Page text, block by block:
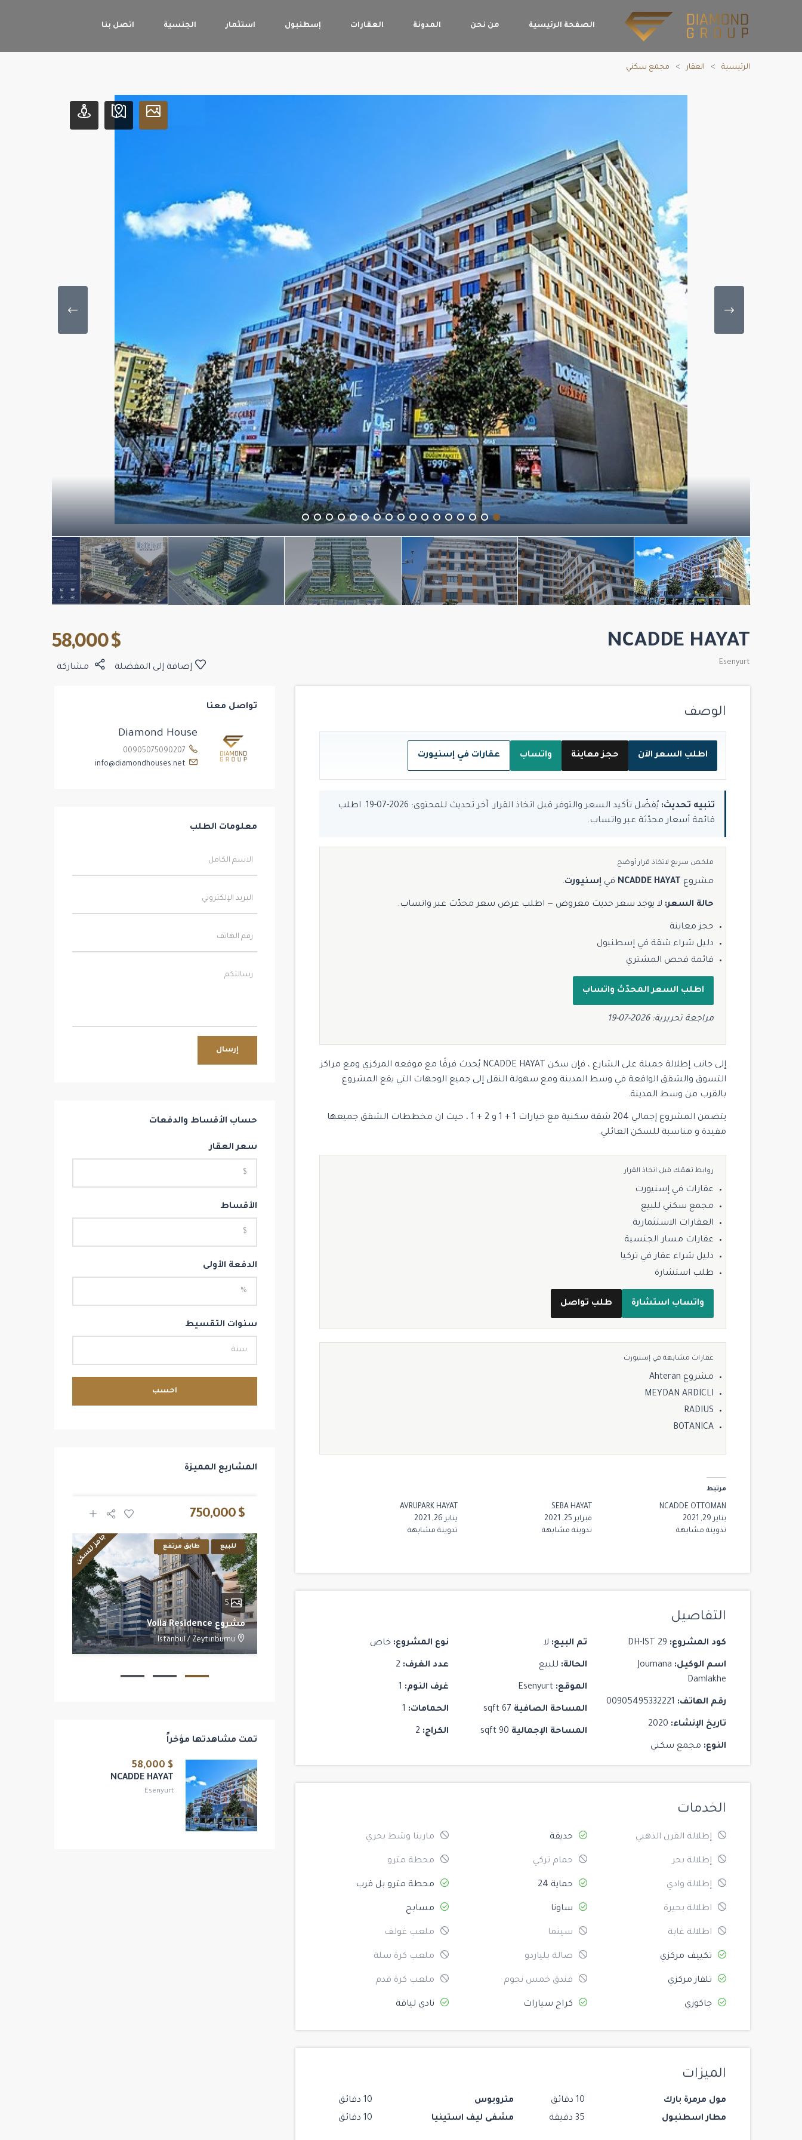
الصفحة الرئيسية من نحن المدونة العقارات إسطنبول استثمار الجنسية اتصل بنا
الرئيسية العقار مجمع سكني
NCADDE HAYAT
Esenyurt
$ 58,000
مشاركة إضافة إلى المفضلة
الوصف
اطلب السعر الآن حجز معاينة واتساب عقارات في إسنيورت
تنبيه تحديث:
يُفضّل تأكيد السعر والتوفر قبل اتخاذ القرار. آخر تحديث للمحتوى: 2026-07-19. اطلب
قائمة أسعار محدّثة عبر واتساب.
ملخص سريع لاتخاذ قرار أوضح
مشروع NCADDE HAYAT في إسنيورت.
حالة السعر: لا يوجد سعر حديث معروض — اطلب عرض سعر محدّث عبر واتساب.
حجز معاينة
دليل شراء شقة في إسطنبول
قائمة فحص المشتري
اطلب السعر المحدّث واتساب
مراجعة تحريرية: 2026-07-19
إلى جانب إطلالة جميلة على الشارع ، فإن سكن NCADDE HAYAT يُحدث فرقًا مع موقعه المركزي ومع مراكز
التسوق والشقق الواقعة في وسط المدينة ومع سهولة النقل إلى جميع الوجهات التي يقع المشروع
بالقرب من وسط المدينة.
يتضمن المشروع إجمالي 204 شقة سكنية مع خيارات 1 + 1 و 2 + 1 ، حيث ان مخططات الشقق جميعها
مفيدة و مناسبة للسكن العائلي.
روابط تهمّك قبل اتخاذ القرار
عقارات في إسنيورت
مجمع سكني للبيع
العقارات الاستثمارية
عقارات مسار الجنسية
دليل شراء عقار في تركيا
طلب استشارة
واتساب استشارة طلب تواصل
عقارات مشابهة في إسنيورت
مشروع Ahteran
MEYDAN ARDICLI
RADIUS
BOTANICA
مرتبط
NCADDE OTTOMAN
يناير 29, 2021
تدوينة مشابهة
SEBA HAYAT
فبراير 25, 2021
تدوينة مشابهة
AVRUPARK HAYAT
يناير 26, 2021
تدوينة مشابهة
التفاصيل
كود المشروع:
اسم الوكيل: Joumana
Damlakhe
رقم الهاتف:
تاريخ الإنشاء:
النوع: مجمع سكني
تم البيع:
الحالة:
الموقع: Esenyurt
المساحة الصافية
المساحة الإجمالية
نوع المشروع: خاص
عدد الغرف:
غرف النوم:
الحمامات:
الكراج:
الخدمات
إطلالة القرن الذهبي
إطلالة بحر
إطلالة وادي
اطلالة بحيرة
اطلالة غابة
تكييف مركزي
تلفاز مركزي
جاكوزي
حديقة
حمام تركي
حماية 24
ساونا
سينما
صالة بلياردو
فندق خمس نجوم
كراج سيارات
مارينا وشط بحري
محطة مترو
محطة مترو بل قرب
مسابح
ملعب غولف
ملعب كرة سلة
ملعب كرة قدم
نادي لياقة
الميزات
مول مرمرة بارك 10 دقائق متروبوس
10 دقائق
مطار اسطنبول
35 دقيقة مشفى ليف استينيا 10 دقائق
تواصل معنا
Diamond House
info@diamondhouses.net
معلومات الطلب
إرسال
حساب الأقساط والدفعات
سعر العقار
الأقساط
الدفعة الأولى
سنوات التقسيط
احسب
المشاريع المميزة
Istanbul Beşiktaş
2
3
$ 1,300,000
/ Istanbul / Sariyer
6
5
$ 750,000
للبيع طابق مرتفع جاهز للسكن
5
مشروع Voila Residence
Istanbul / Zeytınburnu
تمت مشاهدتها مؤخراً
$ 58,000
NCADDE HAYAT
Esenyurt